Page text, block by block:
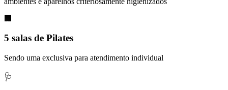
🏢
5 salas de Pilates
Sendo uma exclusiva para atendimento individual
🩺